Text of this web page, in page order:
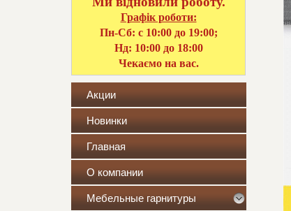
Графік роботи:
Пн-Сб: с 10:00 до 19:00;
Нд: 10:00 до 18:00
Чекаємо на вас.
Акции
Новинки
Главная
О компании
Мебельные гарнитуры